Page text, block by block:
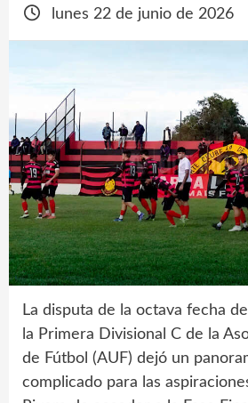
lunes 22 de junio de 2026
La disputa de la octava fecha
la Primera Divisional C de la
de Fútbol (AUF) dejó un
complicado para las